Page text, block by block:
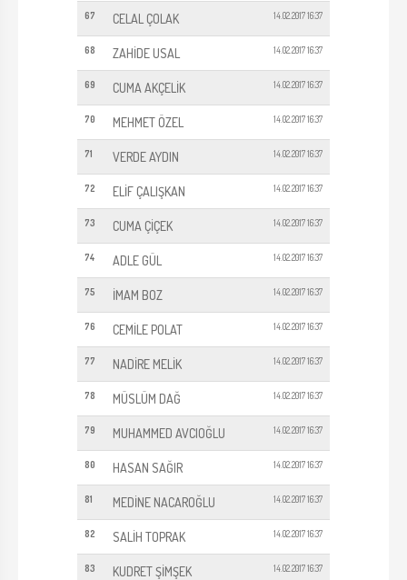
67 CELAL ÇOLAK 14.02.2017 16:37
68 ZAHİDE USAL 14.02.2017 16:37
69 CUMA AKÇELİK 14.02.2017 16:37
70 MEHMET ÖZEL 14.02.2017 16:37
71 VERDE AYDIN 14.02.2017 16:37
72 ELİF ÇALIŞKAN 14.02.2017 16:37
73 CUMA ÇİÇEK 14.02.2017 16:37
74 ADLE GÜL 14.02.2017 16:37
75 İMAM BOZ 14.02.2017 16:37
76 CEMİLE POLAT 14.02.2017 16:37
77 NADİRE MELİK 14.02.2017 16:37
78 MÜSLÜM DAĞ 14.02.2017 16:37
79 MUHAMMED AVCIOĞLU 14.02.2017 16:37
80 HASAN SAĞIR 14.02.2017 16:37
81 MEDİNE NACAROĞLU 14.02.2017 16:37
82 SALİH TOPRAK 14.02.2017 16:37
83 KUDRET ŞİMŞEK 14.02.2017 16:37